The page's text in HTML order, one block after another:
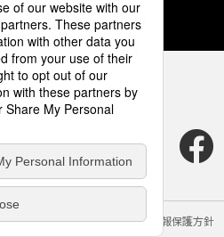
クッキーポリシー 個人情報保護方針